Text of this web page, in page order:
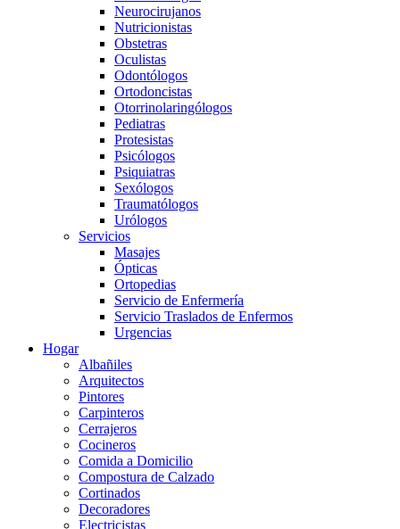
Neurocirujanos
Nutricionistas
Obstetras
Oculistas
Odontólogos
Ortodoncistas
Otorrinolaringólogos
Pediatras
Protesistas
Psicólogos
Psiquiatras
Sexólogos
Traumatólogos
Urólogos
Servicios
Masajes
Ópticas
Ortopedias
Servicio de Enfermería
Servicio Traslados de Enfermos
Urgencias
Hogar
Albañiles
Arquitectos
Pintores
Carpinteros
Cerrajeros
Cocineros
Comida a Domicilio
Compostura de Calzado
Cortinados
Decoradores
Electricistas